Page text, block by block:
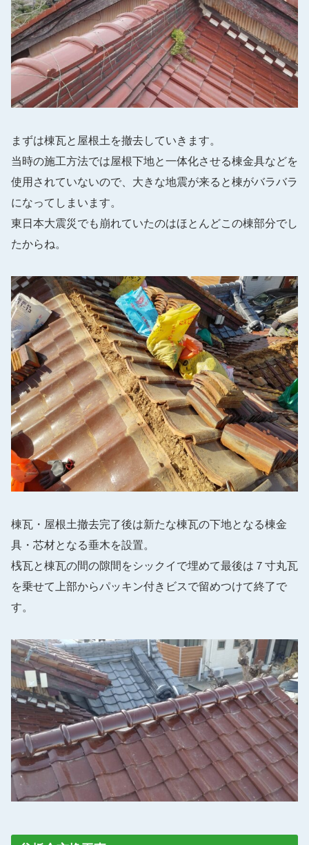
まずは棟瓦と屋根土を撤去していきます。
当時の施工方法では屋根下地と一体化させる棟金具などを
使用されていないので、大きな地震が来ると棟がバラバラ
になってしまいます。
東日本大震災でも崩れていたのはほとんどこの棟部分でし
たからね。
棟瓦・屋根土撤去完了後は新たな棟瓦の下地となる棟金
具・芯材となる垂木を設置。
桟瓦と棟瓦の間の隙間をシックイで埋めて最後は７寸丸瓦
を乗せて上部からパッキン付きビスで留めつけて終了で
す。